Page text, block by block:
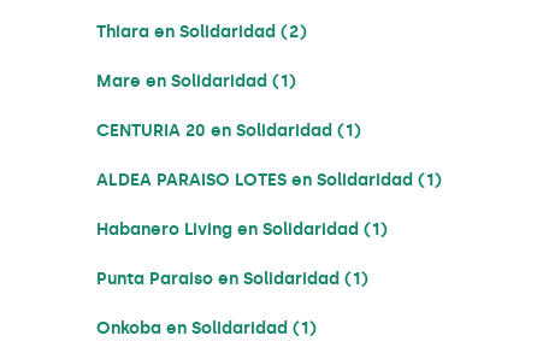
Thiara en Solidaridad (2)
Mare en Solidaridad (1)
CENTURIA 20 en Solidaridad (1)
ALDEA PARAISO LOTES en Solidaridad (1)
Habanero Living en Solidaridad (1)
Punta Paraiso en Solidaridad (1)
Onkoba en Solidaridad (1)